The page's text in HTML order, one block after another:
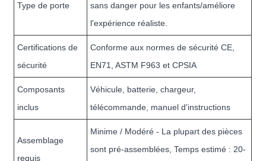
Type de porte
sans danger pour les enfants/améliore
l'expérience réaliste.
Certifications de
sécurité
Conforme aux normes de sécurité CE,
EN71, ASTM F963 et CPSIA
Composants
inclus
Véhicule, batterie, chargeur,
télécommande, manuel d'instructions
Assemblage
requis
Minime / Modéré - La plupart des pièces
sont pré-assemblées, Temps estimé : 20-